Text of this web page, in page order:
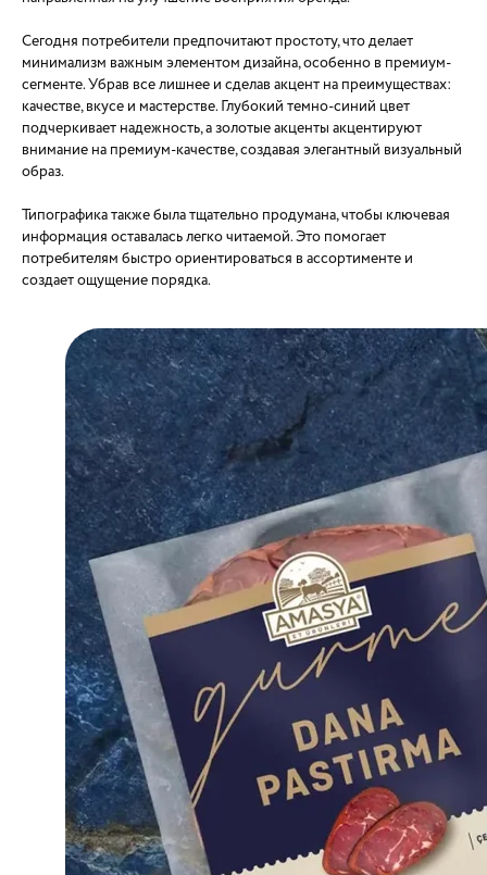
Сегодня потребители предпочитают простоту, что делает
минимализм важным элементом дизайна, особенно в премиум-
сегменте. Убрав все лишнее и сделав акцент на преимуществах:
качестве, вкусе и мастерстве. Глубокий темно-синий цвет
подчеркивает надежность, а золотые акценты акцентируют
внимание на премиум-качестве, создавая элегантный визуальный
образ.
Типографика также была тщательно продумана, чтобы ключевая
информация оставалась легко читаемой. Это помогает
потребителям быстро ориентироваться в ассортименте и
создает ощущение порядка.